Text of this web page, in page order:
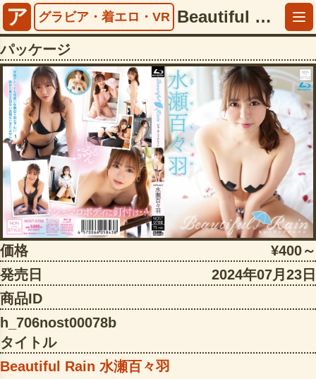
ア グラビア・着エロ・VR Beautiful Rain 水瀬百々羽【h_706nost00078b】
パッケージ
価格
¥400～
発売日
2024年07月23日
商品ID
h_706nost00078b
タイトル
Beautiful Rain 水瀬百々羽